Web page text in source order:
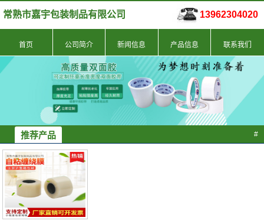
常熟市嘉宇包装制品有限公司 13962304020
首页 公司简介 新闻信息 产品信息 联系我们
推荐产品 #